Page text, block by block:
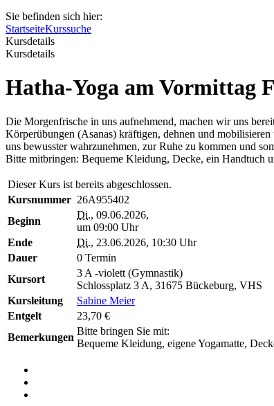
Sie befinden sich hier:
StartseiteKurssuche
Kursdetails
Kursdetails
Hatha-Yoga am Vormittag
Die Morgenfrische in uns aufnehmend, machen wir uns
Körperübungen (Asanas) kräftigen, dehnen und
uns bewusster wahrzunehmen, zur Ruhe zu kommen und
Bitte mitbringen: Bequeme Kleidung, Decke, ein Handtuch
Dieser Kurs ist bereits abgeschlossen.
Kursnummer 26A955402
Beginn
Di., 09.06.2026,
um 09:00 Uhr
Ende
Di., 23.06.2026, 10:30 Uhr
Dauer
0 Termin
Kursort
3 A -violett (Gymnastik)
Schlossplatz 3 A, 31675 Bückeburg, VHS
Kursleitung
Sabine Meier
Entgelt
23,70 €
Bemerkungen
Bitte bringen Sie mit:
Bequeme Kleidung, eigene Yogamatte,